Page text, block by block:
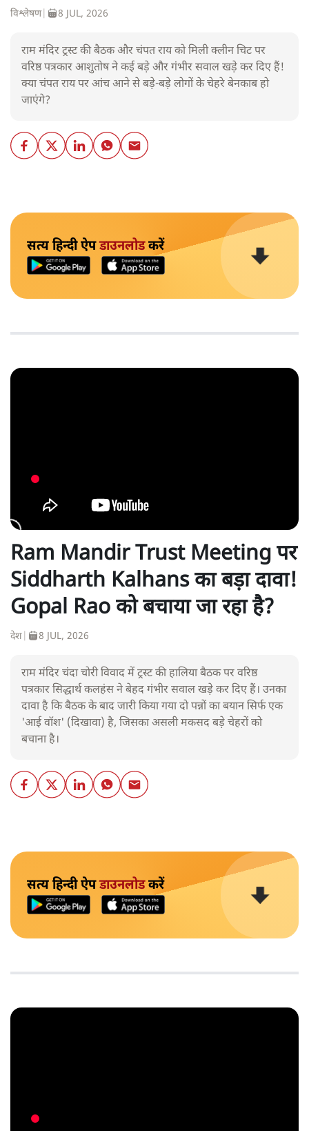
विश्लेषण| 8 JUL, 2026
राम मंदिर ट्रस्ट की बैठक और चंपत राय को मिली क्लीन चिट पर
वरिष्ठ पत्रकार आशुतोष ने कई बड़े और गंभीर सवाल खड़े कर दिए हैं!
क्या चंपत राय पर आंच आने से बड़े-बड़े लोगों के चेहरे बेनकाब हो
जाएंगे?
सत्य हिन्दी ऐपडाउनलोडकरें
Ram Mandir Trust Meeting पर
Siddharth Kalhans का बड़ा दावा!
Gopal Rao को बचाया जा रहा है?
देश 8 JUL, 2026
राम मंदिर चंदा चोरी विवाद में ट्रस्ट की हालिया बैठक पर वरिष्ठ
पत्रकार सिद्धार्थ कलहंस ने बेहद गंभीर सवाल खड़े कर दिए हैं। उनका
दावा है कि बैठक के बाद जारी किया गया दो पन्नों का बयान सिर्फ एक
'आई वॉश' (दिखावा) है, जिसका असली मकसद बड़े चेहरों को
बचाना है।
सत्य हिन्दी ऐपडाउनलोडकरें